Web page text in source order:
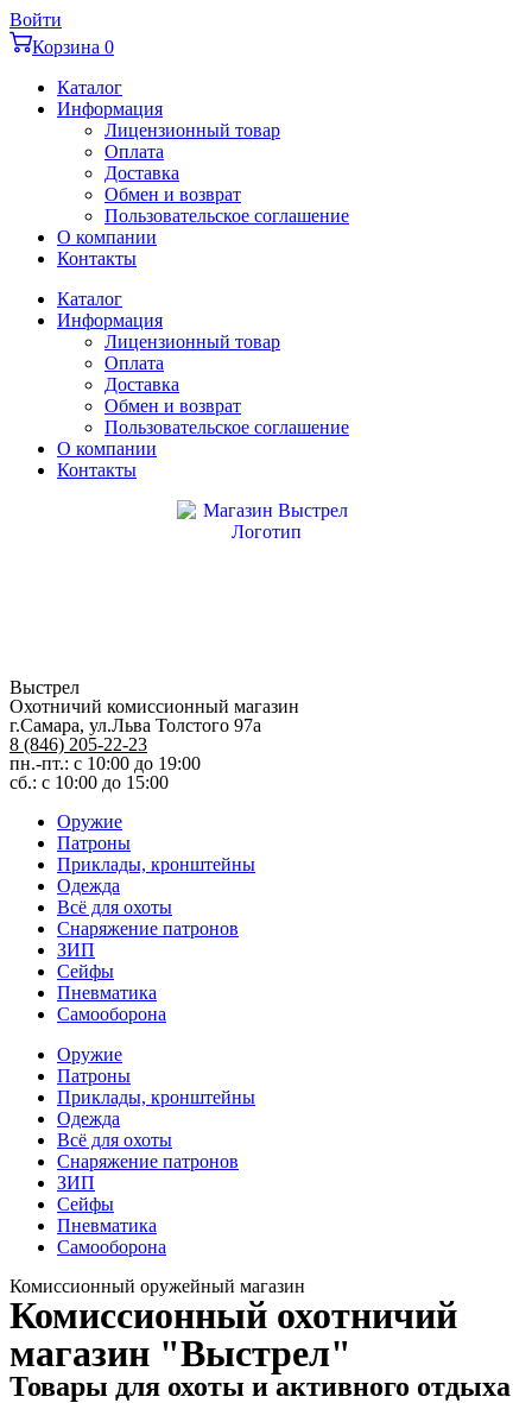
Перейти
к
содержимому
Войти
Корзина 0
Каталог
Информация
Лицензионный товар
Оплата
Доставка
Обмен и возврат
Пользовательское соглашение
О компании
Контакты
Каталог
Информация
Лицензионный товар
Оплата
Доставка
Обмен и возврат
Пользовательское соглашение
О компании
Контакты
Выстрел
Охотничий комиссионный магазин
г.Самара, ул.Льва Толстого 97а
8 (846) 205-22-23
пн.-пт.: с 10:00 до 19:00
сб.: с 10:00 до 15:00
Оружие
Патроны
Приклады, кронштейны
Одежда
Всё для охоты
Снаряжение патронов
ЗИП
Сейфы
Пневматика
Самооборона
Оружие
Патроны
Приклады, кронштейны
Одежда
Всё для охоты
Снаряжение патронов
ЗИП
Сейфы
Пневматика
Самооборона
Комиссионный оружейный магазин
Комиссионный охотничий
магазин "Выстрел"
Товары для охоты и активного отдыха